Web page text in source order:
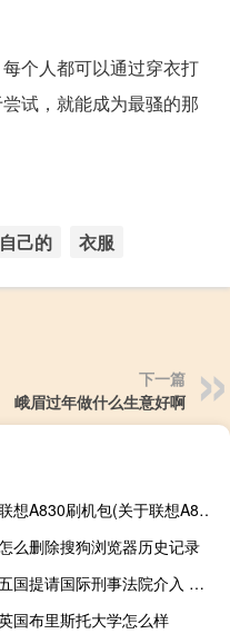
个人都可以通过穿衣打
试，就能成为最骚的那
自己的 衣服
下一篇
峨眉过年做什么生意好啊
联想A830刷机包(关于联想A830刷机包简述)
么删除搜狗浏览器历史记录
五国提请国际刑事法院介入 调查巴勒斯坦情势
国布里斯托大学怎么样